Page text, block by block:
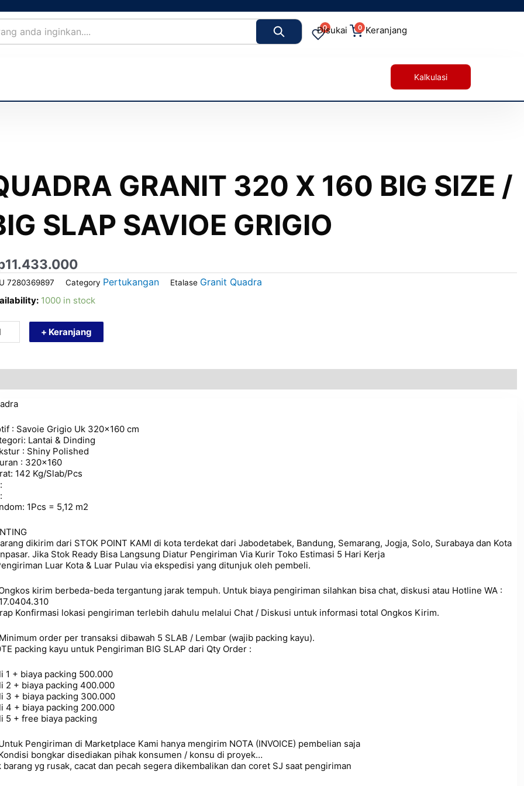
0
Disukai 0 Keranjang
Kalkulasi
GRANIT 320 X 160 BIG SIZE /
SLAP SAVIOE GRIGIO
11.433.000
7280369897 Category Pertukangan Etalase Granit Quadra
1000 in stock
+ Keranjang
: Savoie Grigio Uk 320×160 cm
Lantai & Dinding
: Shiny Polished
: 320×160
142 Kg/Slab/Pcs
1Pcs = 5,12 m2
dikirim dari STOK POINT KAMI di kota terdekat dari Jabodetabek, Bandung, Semarang, Jogja, Solo, Surabaya dan Kota
Jika Stok Ready Bisa Langsung Diatur Pengiriman Via Kurir Toko Estimasi 5 Hari Kerja
Luar Kota & Luar Pulau via ekspedisi yang ditunjuk oleh pembeli.
kirim berbeda-beda tergantung jarak tempuh. Untuk biaya pengiriman silahkan bisa chat, diskusi atau Hotline WA :
Konfirmasi lokasi pengiriman terlebih dahulu melalui Chat / Diskusi untuk informasi total Ongkos Kirim.
order per transaksi dibawah 5 SLAB / Lembar (wajib packing kayu).
packing kayu untuk Pengiriman BIG SLAP dari Qty Order :
1 + biaya packing 500.000
2 + biaya packing 400.000
3 + biaya packing 300.000
4 + biaya packing 200.000
5 + free biaya packing
Pengiriman di Marketplace Kami hanya mengirim NOTA (INVOICE) pembelian saja
bongkar disediakan pihak konsumen / konsu di proyek…
barang yg rusak, cacat dan pecah segera dikembalikan dan coret SJ saat pengiriman